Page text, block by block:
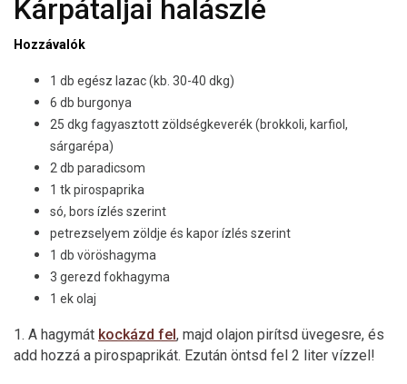
Kárpátaljai halászlé
Hozzávalók
1 db egész lazac (kb. 30-40 dkg)
6 db burgonya
25 dkg fagyasztott zöldségkeverék (brokkoli, karfiol,
sárgarépa)
2 db paradicsom
1 tk pirospaprika
só, bors ízlés szerint
petrezselyem zöldje és kapor ízlés szerint
1 db vöröshagyma
3 gerezd fokhagyma
1 ek olaj
1. A hagymát kockázd fel, majd olajon pirítsd üvegesre, és
add hozzá a pirospaprikát. Ezután öntsd fel 2 liter vízzel!